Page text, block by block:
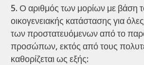
Ο αριθμός των μορίων με βάση
οικογενειακής κατάστασης για
των προστατευόμενων από το
προσώπων, εκτός από τους
καθορίζεται ως εξής: